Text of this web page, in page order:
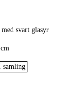
svart glasyr
samling